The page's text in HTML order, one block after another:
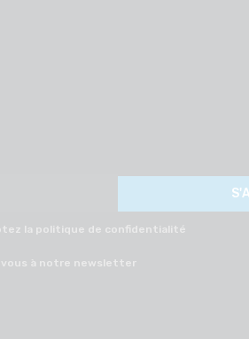
la politique de confidentialité
à notre newsletter